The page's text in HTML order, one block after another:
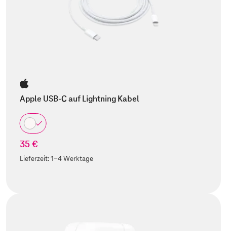
Apple USB-C auf Lightning Kabel
35 €
Lieferzeit:1-4 Werktage